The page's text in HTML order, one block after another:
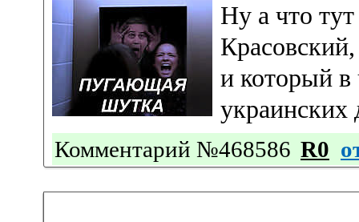
Ну а что
и который в
украинских
Комментарий №468586 R0